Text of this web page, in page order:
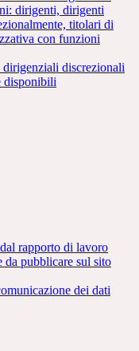
dirigenti, dirigenti
titolari di
con funzioni
discrezionali
disponibili
rapporto di lavoro
da pubblicare sul sito
dei dati